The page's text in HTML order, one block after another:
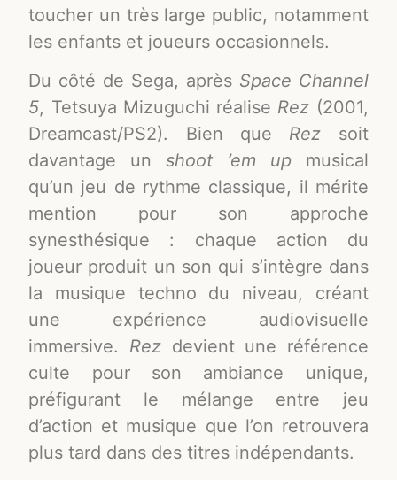
toucher un très large public, notamment
les enfants et joueurs occasionnels.
Du côté de Sega, après Space Channel
5, Tetsuya Mizuguchi réalise Rez (2001,
Dreamcast/PS2). Bien que Rez soit
davantage unshoot ’em up musical
qu’un jeu de rythme classique, il mérite
mention pour son approche
synesthésique : chaque action du
joueur produit un son qui s’intègre dans
la musique techno du niveau, créant
une expérience audiovisuelle
immersive. Rezdevient une référence
culte pour son ambiance unique,
préfigurant le mélange entre jeu
d’action et musique que l’on retrouvera
plus tard dans des titres indépendants.